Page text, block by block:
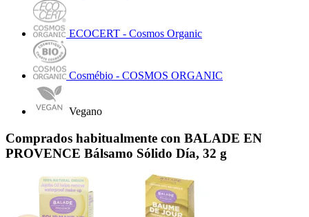
ECOCERT - Cosmos Organic
Cosmébio - COSMOS ORGANIC
Vegano
Comprados habitualmente con BALADE EN
PROVENCE Bálsamo Sólido Día, 32 g